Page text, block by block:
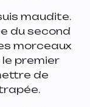
maudite.
du second
morceaux
premier
de